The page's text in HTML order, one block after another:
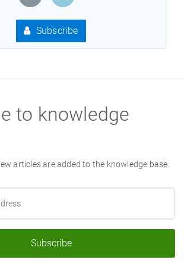
Subscribe
to knowledge
articles are added to the knowledge base.
Subscribe